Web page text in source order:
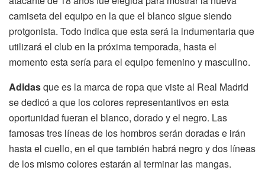
camiseta del equipo en la que el blanco sigue siendo
protgonista. Todo indica que esta será la indumentaria que
utilizará el club en la próxima temporada, hasta el
momento esta sería para el equipo femenino y masculino.
Adidasque es la marca de ropa que viste al Real Madrid
se dedicó a que los colores representantivos en esta
oportunidad fueran el blanco, dorado y el negro. Las
famosas tres líneas de los hombros serán doradas e irán
hasta el cuello, en el que también habrá negro y dos líneas
de los mismo colores estarán al terminar las mangas.